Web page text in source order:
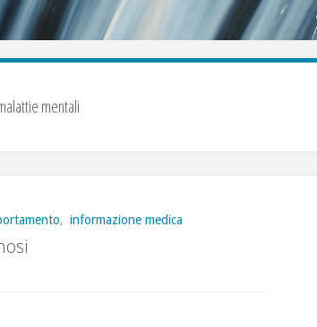
mentali
, informazione medica